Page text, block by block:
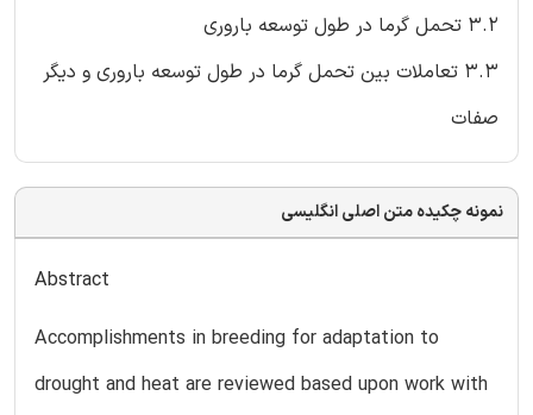
3.2 تحمل گرما در طول توسعه باروری
3.3 تعاملات بین تحمل گرما در طول توسعه باروری و دیگر
صفات
نمونه چکیده متن اصلی انگلیسی
Abstract
Accomplishments in breeding for adaptation to
drought and heat are reviewed based upon work with